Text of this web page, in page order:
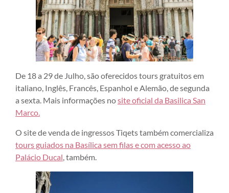
De 18 a 29 de Julho, são oferecidos tours gratuitos em
italiano, Inglês, Francês, Espanhol e Alemão, de segunda
a sexta. Mais informações nosite oficial da Basilica San
Marco.
O site de venda de ingressos Tiqets também comercializa
tours guiados na Basílica sem filas e com acesso ao
Palácio Ducal , também.